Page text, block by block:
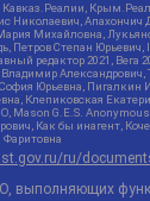
Николаевич,
Михайловна,
Петров Степан
редактор 2021,
Александрович,
Юрьевна,
Клепиковская
Mason G.E.S.
Как бы инагент,
ru/
выполняющих